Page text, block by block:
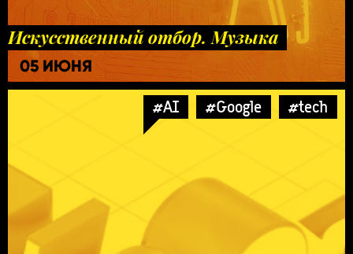
Искусственный отбор. Музыка
05 ИЮНЯ
#AI #Google #tech